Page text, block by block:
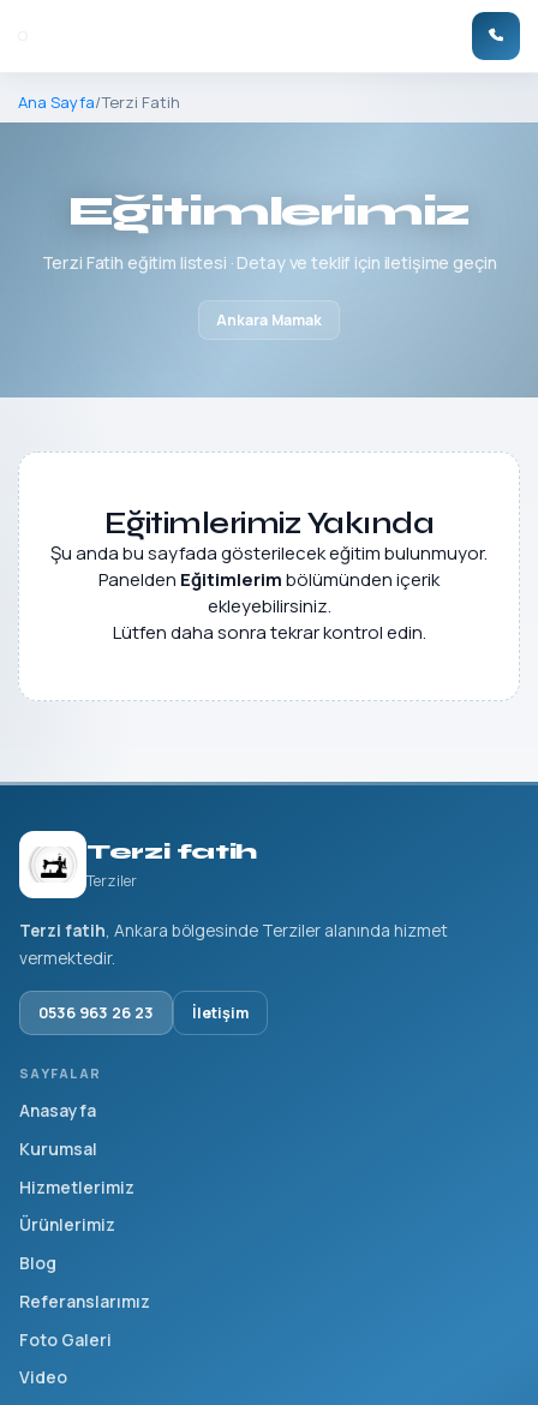
Ana Sayfa/Terzi Fatih
Eğitimlerimiz
Terzi Fatih eğitim listesi · Detay ve teklif için iletişime geçin
Ankara Mamak
Eğitimlerimiz Yakında
Şu anda bu sayfada gösterilecek eğitim bulunmuyor.
Panelden Eğitimlerimbölümünden içerik
ekleyebilirsiniz.
Lütfen daha sonra tekrar kontrol edin.
Terzi fatih
Terziler
Terzi fatih, Ankara bölgesinde Terziler alanında hizmet
vermektedir.
0536 963 26 23 İletişim
SAYFALAR
Anasayfa
Kurumsal
Hizmetlerimiz
Ürünlerimiz
Blog
Referanslarımız
Foto Galeri
Video